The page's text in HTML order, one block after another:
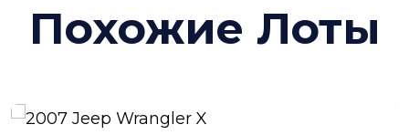
Похожие Лоты